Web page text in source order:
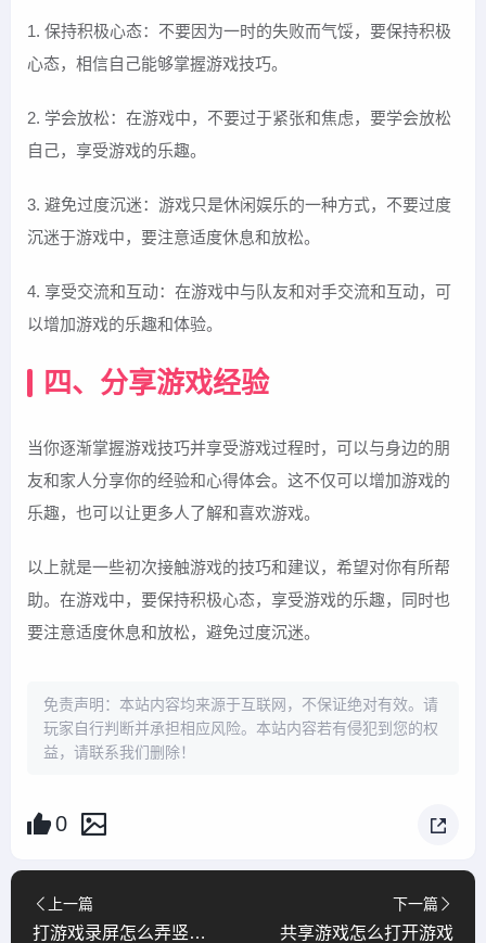
1. 保持积极心态：不要因为一时的失败而气馁，要保持积极
心态，相信自己能够掌握游戏技巧。
2. 学会放松：在游戏中，不要过于紧张和焦虑，要学会放松
自己，享受游戏的乐趣。
3. 避免过度沉迷：游戏只是休闲娱乐的一种方式，不要过度
沉迷于游戏中，要注意适度休息和放松。
4. 享受交流和互动：在游戏中与队友和对手交流和互动，可
以增加游戏的乐趣和体验。
四、分享游戏经验
当你逐渐掌握游戏技巧并享受游戏过程时，可以与身边的朋
友和家人分享你的经验和心得体会。这不仅可以增加游戏的
乐趣，也可以让更多人了解和喜欢游戏。
以上就是一些初次接触游戏的技巧和建议，希望对你有所帮
助。在游戏中，要保持积极心态，享受游戏的乐趣，同时也
要注意适度休息和放松，避免过度沉迷。
免责声明：本站内容均来源于互联网，不保证绝对有效。请
玩家自行判断并承担相应风险。本站内容若有侵犯到您的权
益，请联系我们删除！
0
上一篇
打游戏录屏怎么弄竖屏显示
下一篇
共享游戏怎么打开游戏